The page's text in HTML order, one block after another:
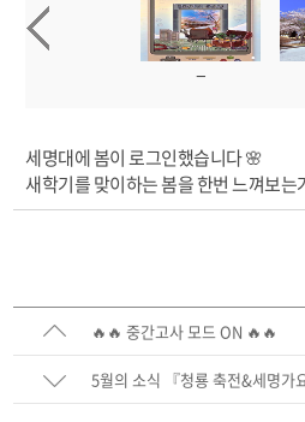
세명대에 봄이 로그인했습니다 🌸
새학기를 맞이하는 봄을 한번 느껴보는
🔥🔥 중간고사 모드 ON 🔥🔥
5월의 소식 『청룡 축전&세명가